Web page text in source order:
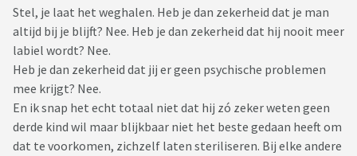
Stel, je laat het weghalen. Heb je dan zekerheid dat je man
altijd bij je blijft? Nee. Heb je dan zekerheid dat hij nooit meer
labiel wordt? Nee.
Heb je dan zekerheid dat jij er geen psychische problemen
mee krijgt? Nee.
En ik snap het echt totaal niet dat hij zó zeker weten geen
derde kind wil maar blijkbaar niet het beste gedaan heeft om
dat te voorkomen, zichzelf laten steriliseren. Bij elke andere